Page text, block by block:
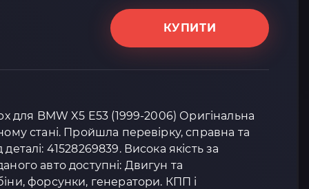
КУПИТИ
для BMW X5 E53 (1999-2006) Оригінальна
стані. Пройшла перевірку, справна та
41528269839. Висока якість за
авто доступні: Двигун та
форсунки, генератори. КПП і